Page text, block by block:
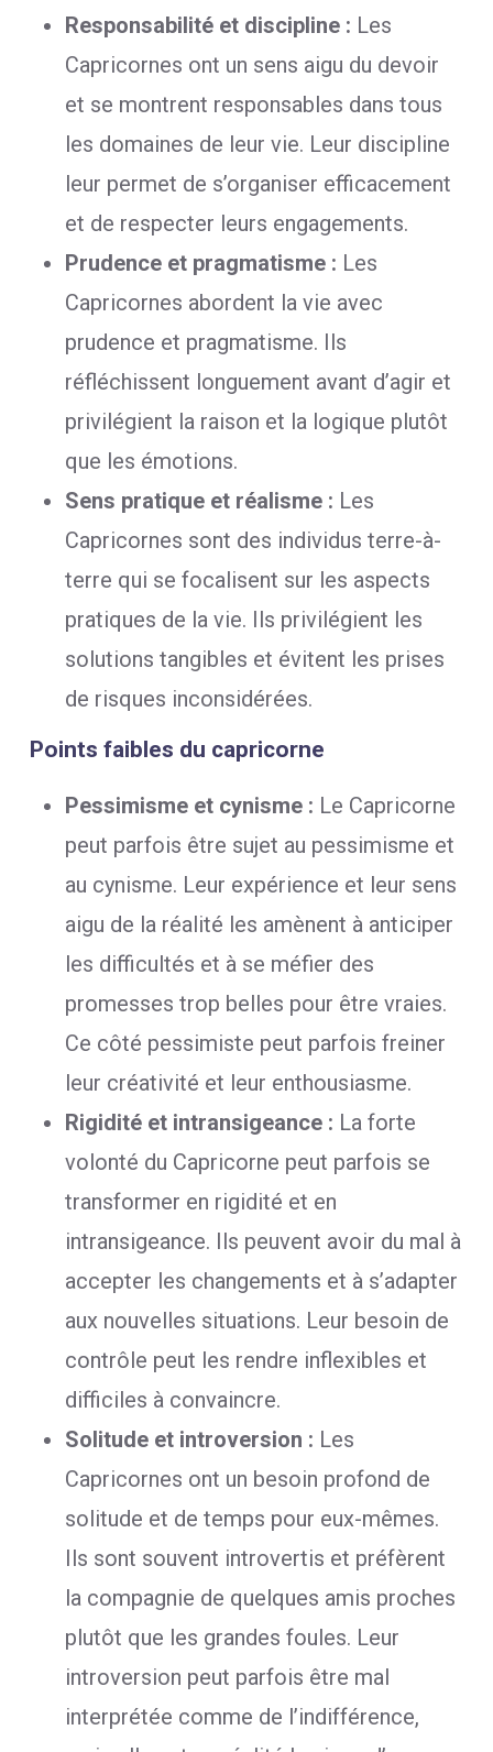
Responsabilité et discipline : Les
Capricornes ont un sens aigu du devoir
et se montrent responsables dans tous
les domaines de leur vie. Leur discipline
leur permet de s’organiser efficacement
et de respecter leurs engagements.
Prudence et pragmatisme : Les
Capricornes abordent la vie avec
prudence et pragmatisme. Ils
réfléchissent longuement avant d’agir et
privilégient la raison et la logique plutôt
que les émotions.
Sens pratique et réalisme : Les
Capricornes sont des individus terre-à-
terre qui se focalisent sur les aspects
pratiques de la vie. Ils privilégient les
solutions tangibles et évitent les prises
de risques inconsidérées.
Points faibles du capricorne
Pessimisme et cynisme : Le Capricorne
peut parfois être sujet au pessimisme et
au cynisme. Leur expérience et leur sens
aigu de la réalité les amènent à anticiper
les difficultés et à se méfier des
promesses trop belles pour être vraies.
Ce côté pessimiste peut parfois freiner
leur créativité et leur enthousiasme.
Rigidité et intransigeance : La forte
volonté du Capricorne peut parfois se
transformer en rigidité et en
intransigeance. Ils peuvent avoir du mal à
accepter les changements et à s’adapter
aux nouvelles situations. Leur besoin de
contrôle peut les rendre inflexibles et
difficiles à convaincre.
Solitude et introversion : Les
Capricornes ont un besoin profond de
solitude et de temps pour eux-mêmes.
Ils sont souvent introvertis et préfèrent
la compagnie de quelques amis proches
plutôt que les grandes foules. Leur
introversion peut parfois être mal
interprétée comme de l’indifférence,